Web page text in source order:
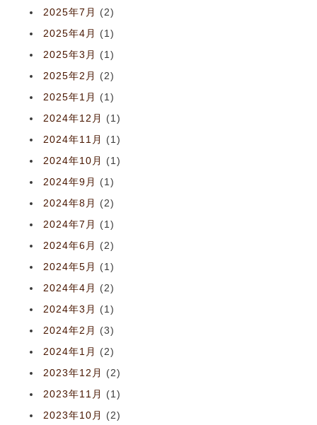
2025年7月
(2)
2025年4月
(1)
2025年3月
(1)
2025年2月
(2)
2025年1月
(1)
2024年12月
(1)
2024年11月
(1)
2024年10月
(1)
2024年9月
(1)
2024年8月
(2)
2024年7月
(1)
2024年6月
(2)
2024年5月
(1)
2024年4月
(2)
2024年3月
(1)
2024年2月
(3)
2024年1月
(2)
2023年12月
(2)
2023年11月
(1)
2023年10月
(2)